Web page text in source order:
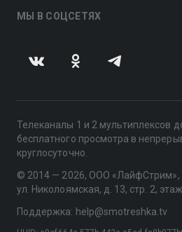
МЫ В СОЦСЕТЯХ
Телеканалы 1 и 2 мультиплексов
бесплатного просмотра в
круглосуточно.
© 2014 — 2026, ООО «ЛайфСтрим»,
ул. Николоямская, д. 13, стр. 2,
Поддержка: help@smotreshka.tv